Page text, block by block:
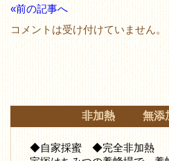
«前の記事へ
コメントは受け付けていません。
非加熱 無添
◆自家採蜜 ◆完全非加熱